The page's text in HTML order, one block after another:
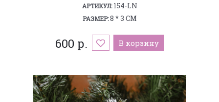
АРТИКУЛ:154-LN
РАЗМЕР:8 * 3 СМ
600 р. В корзину